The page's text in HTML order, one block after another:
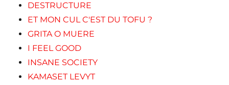
DESTRUCTURE
ET MON CUL C'EST DU TOFU ?
GRITA O MUERE
I FEEL GOOD
INSANE SOCIETY
KAMASET LEVYT